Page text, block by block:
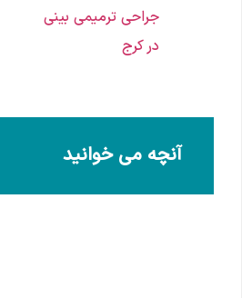
جراحی ترمیمی بینی
در کرج
آنچه می خوانید